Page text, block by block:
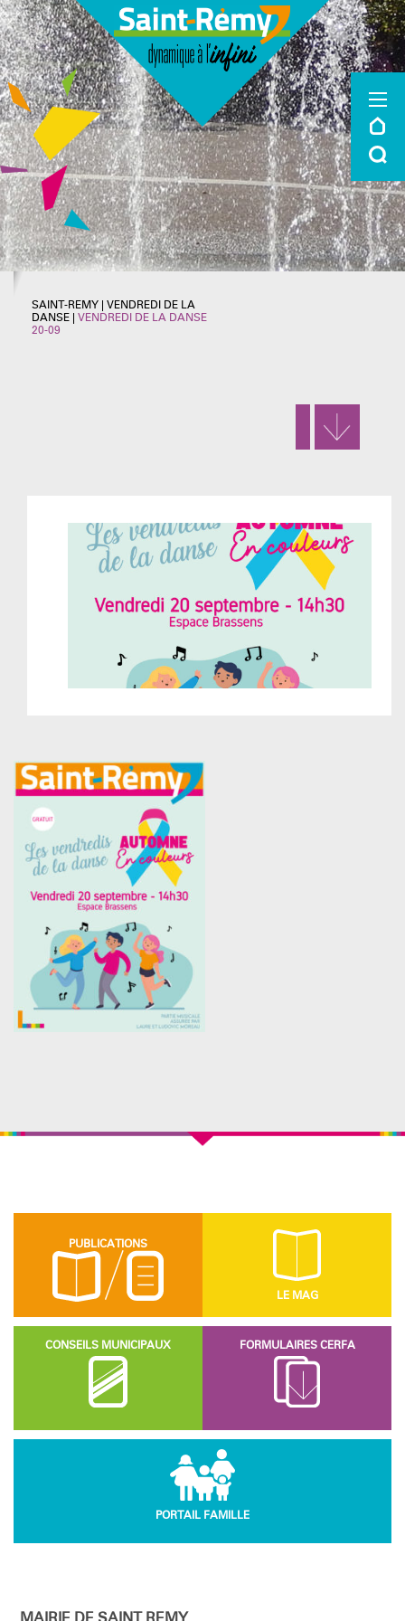
SAINT-REMY
VENDREDI DE LA
DANSE
VENDREDI DE LA DANSE
20-09
PUBLICATIONS
LE MAG
CONSEILS MUNICIPAUX FORMULAIRES CERFA
PORTAIL FAMILLE